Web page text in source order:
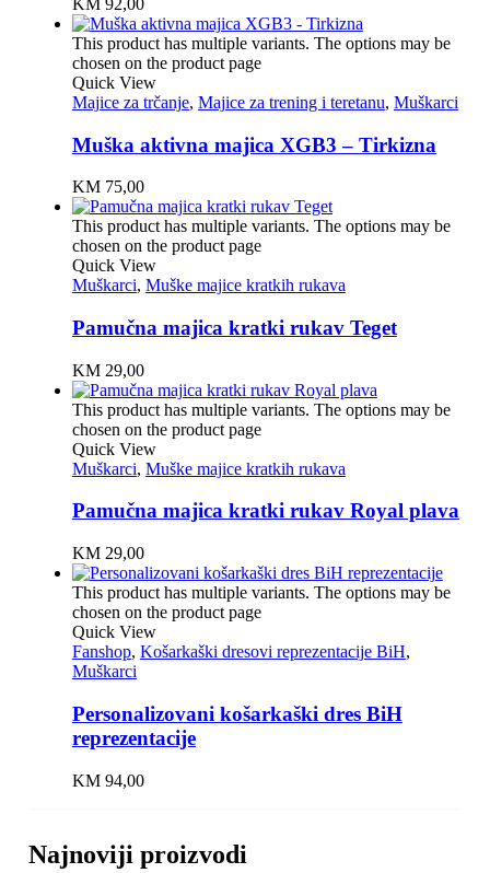
This product has multiple variants. The options may be
chosen on the product page
Quick View
Majice za trčanje, Majice za trening i teretanu, Muškarci
Muška aktivna majica XGB3 – Tirkizna
KM75,00
This product has multiple variants. The options may be
chosen on the product page
Quick View
Muškarci, Muške majice kratkih rukava
Pamučna majica kratki rukav Teget
KM29,00
This product has multiple variants. The options may be
chosen on the product page
Quick View
Muškarci, Muške majice kratkih rukava
Pamučna majica kratki rukav Royal plava
KM29,00
This product has multiple variants. The options may be
chosen on the product page
Quick View
Fanshop, Košarkaški dresovi reprezentacije BiH,
Muškarci
Personalizovani košarkaški dres BiH
reprezentacije
KM94,00
Najnoviji proizvodi